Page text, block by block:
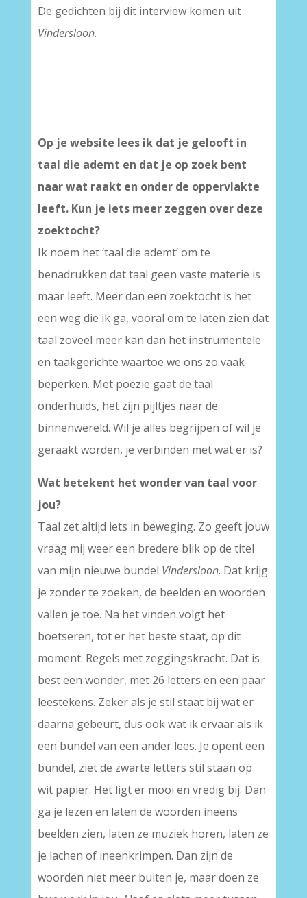
De gedichten bij dit interview komen uit
Vindersloon.
Op je website lees ik dat je gelooft in
taal die ademt en dat je op zoek bent
naar wat raakt en onder de oppervlakte
leeft. Kun je iets meer zeggen over deze
zoektocht?
Ik noem het ‘taal die ademt’ om te
benadrukken dat taal geen vaste materie is
maar leeft. Meer dan een zoektocht is het
een weg die ik ga, vooral om te laten zien dat
taal zoveel meer kan dan het instrumentele
en taakgerichte waartoe we ons zo vaak
beperken. Met poëzie gaat de taal
onderhuids, het zijn pijltjes naar de
binnenwereld. Wil je alles begrijpen of wil je
geraakt worden, je verbinden met wat er is?
Wat betekent het wonder van taal voor
jou?
Taal zet altijd iets in beweging. Zo geeft jouw
vraag mij weer een bredere blik op de titel
van mijn nieuwe bundel Vindersloon. Dat krijg
je zonder te zoeken, de beelden en woorden
vallen je toe. Na het vinden volgt het
boetseren, tot er het beste staat, op dit
moment. Regels met zeggingskracht. Dat is
best een wonder, met 26 letters en een paar
leestekens. Zeker als je stil staat bij wat er
daarna gebeurt, dus ook wat ik ervaar als ik
een bundel van een ander lees. Je opent een
bundel, ziet de zwarte letters stil staan op
wit papier. Het ligt er mooi en vredig bij. Dan
ga je lezen en laten de woorden ineens
beelden zien, laten ze muziek horen, laten ze
je lachen of ineenkrimpen. Dan zijn de
woorden niet meer buiten je, maar doen ze